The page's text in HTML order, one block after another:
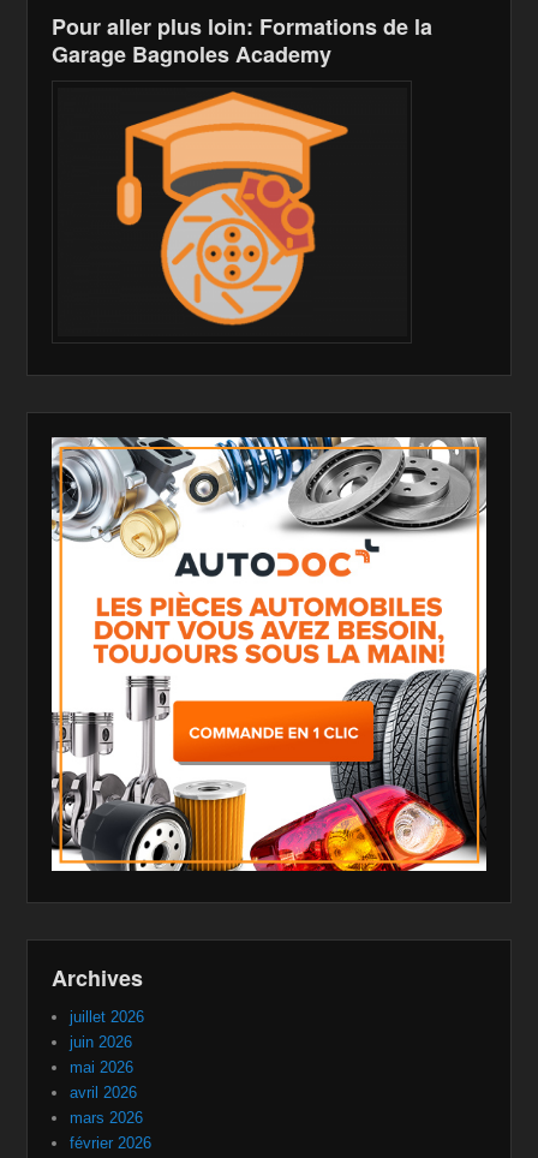
Pour aller plus loin: Formations de la
Garage Bagnoles Academy
Archives
juillet 2026
juin 2026
mai 2026
avril 2026
mars 2026
février 2026